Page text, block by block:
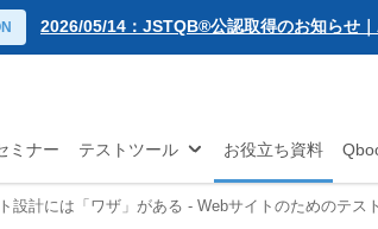
2026/05/14：JSTQB®公認取得のお知らせ
試験対策...
2026/03/02：バルテス・ホールディングス
開
2026/01/06：【2026年度】テーマ別セミナ
2025/12/11：Qbook 会員数4万人突破！＆
2025/08/08：【重要】「テス友」システムメ
ミナー テストツール お役立ち資料
自動化 アジャイル
設計には「ワザ」がある - Webサイトのためのテス